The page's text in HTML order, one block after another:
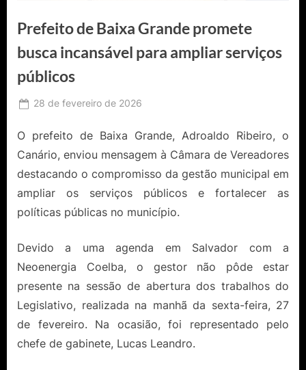
Prefeito de Baixa Grande promete
busca incansável para ampliar serviços
públicos
Posted
28 de fevereiro de 2026
Catureba
O prefeito de Baixa Grande, Adroaldo Ribeiro, o
Canário, enviou mensagem à Câmara de Vereadores
destacando o compromisso da gestão municipal em
ampliar os serviços públicos e fortalecer as
políticas públicas no município.
Devido a uma agenda em Salvador com a
Neoenergia Coelba, o gestor não pôde estar
presente na sessão de abertura dos trabalhos do
Legislativo, realizada na manhã da sexta-feira, 27
de fevereiro. Na ocasião, foi representado pelo
chefe de gabinete, Lucas Leandro.